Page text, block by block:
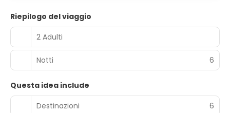
Riepilogo del viaggio
2 Adulti
Notti 6
Questa idea include
Destinazioni
6